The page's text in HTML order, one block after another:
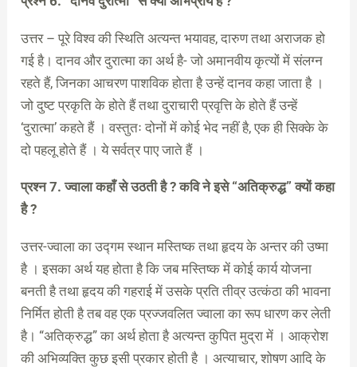
उत्तर – पूरे विश्व की स्थिति अत्यन्त भयावह, दारुण तथा अराजक हो
गई है। दानव और दुरात्मा का अर्थ है- जो अमानवीय कृत्यों में संलग्न
रहते हैं, जिनका आचरण पाशविक होता है उन्हें दानव कहा जाता है ।
जो दुष्ट प्रकृति के होते हैं तथा दुराचारी प्रवृत्ति के होते हैं उन्हें
‘दुरात्मा’ कहते हैं । वस्तुतः दोनों में कोई भेद नहीं है, एक ही सिक्के के
दो पहलू होते हैं । ये सर्वत्र पाए जाते हैं ।
प्रश्न 7. ज्वाला कहाँ से उठती है ? कवि ने इसे “अतिक्रुद्ध” क्यों कहा
है ?
उत्तर-ज्वाला का उद्गम स्थान मस्तिष्क तथा हृदय के अन्तर की उष्मा
है । इसका अर्थ यह होता है कि जब मस्तिष्क में कोई कार्य योजना
बनती है तथा हृदय की गहराई में उसके प्रति तीव्र उत्कंठा की भावना
निर्मित होती है तब वह एक प्रज्जवलित ज्वाला का रूप धारण कर लेती
है। “अतिक्रुद्ध” का अर्थ होता है अत्यन्त कुपित मुद्रा में । आक्रोश
की अभिव्यक्ति कुछ इसी प्रकार होती है । अत्याचार, शोषण आदि के